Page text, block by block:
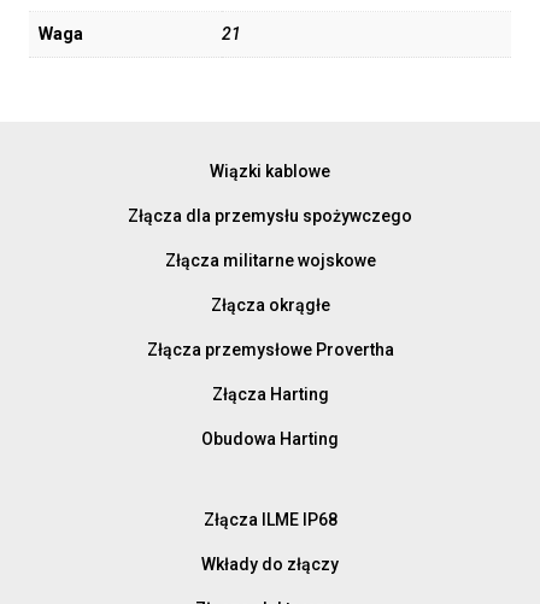
Waga 21
Wiązki kablowe
Złącza dla przemysłu spożywczego
Złącza militarne wojskowe
Złącza okrągłe
Złącza przemysłowe Provertha
Złącza Harting
Obudowa Harting
Złącza ILME IP68
Wkłady do złączy